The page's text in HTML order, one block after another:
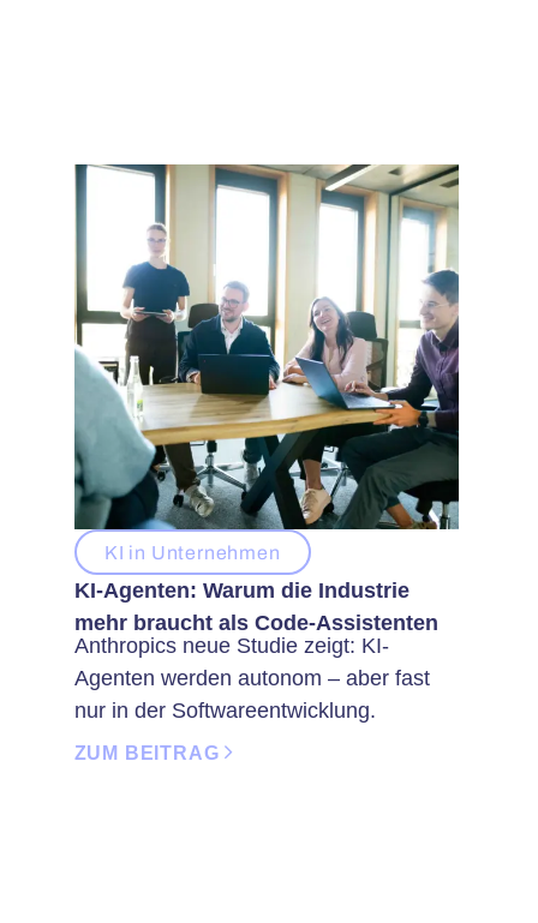
KI in Unternehmen
KI-Agenten: Warum die Industrie
mehr braucht als Code-Assistenten
Anthropics neue Studie zeigt: KI-
Agenten werden autonom – aber fast
nur in der Softwareentwicklung.
ZUM BEITRAG